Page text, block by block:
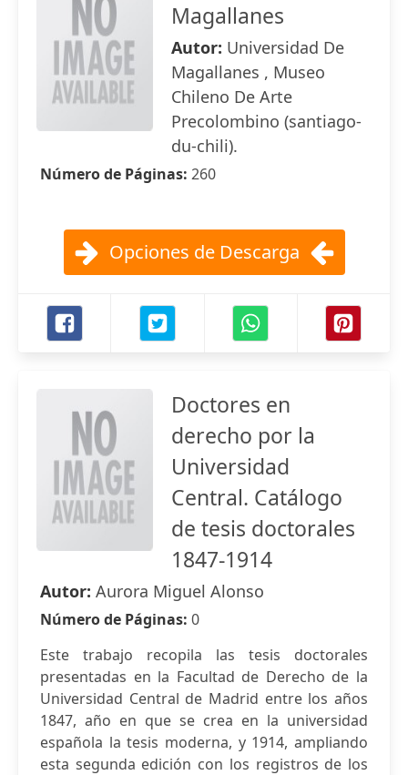
Magallanes
Autor: Universidad De
Magallanes , Museo
Chileno De Arte
Precolombino (santiago-
du-chili).
Número de Páginas: 260
Opciones de Descarga
Doctores en
derecho por la
Universidad
Central. Catálogo
de tesis doctorales
1847-1914
Autor: Aurora Miguel Alonso
Número de Páginas: 0
Este trabajo recopila las tesis doctorales
presentadas en la Facultad de Derecho de la
Universidad Central de Madrid entre los años
1847, año en que se crea en la universidad
española la tesis moderna, y 1914, ampliando
esta segunda edición con los registros de los